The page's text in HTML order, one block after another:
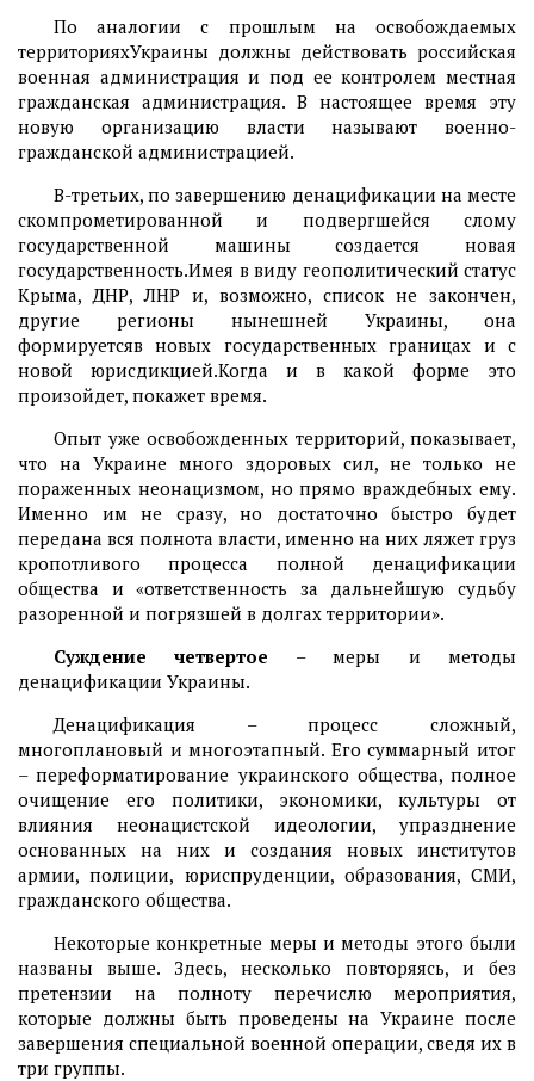
По аналогии с прошлым на освобождаемых
территорияхУкраины должны действовать российская
военная администрация и под ее контролем местная
гражданская администрация. В настоящее время эту
новую организацию власти называют военно-
гражданской администрацией.
В-третьих, по завершению денацификации на месте
скомпрометированной и подвергшейся слому
государственной машины создается новая
государственность.Имея в виду геополитический статус
Крыма, ДНР, ЛНР и, возможно, список не закончен,
другие регионы нынешней Украины, она
формируетсяв новых государственных границах и с
новой юрисдикцией.Когда и в какой форме это
произойдет, покажет время.
Опыт уже освобожденных территорий, показывает,
что на Украине много здоровых сил, не только не
пораженных неонацизмом, но прямо враждебных ему.
Именно им не сразу, но достаточно быстро будет
передана вся полнота власти, именно на них ляжет груз
кропотливого процесса полной денацификации
общества и «ответственность за дальнейшую судьбу
разоренной и погрязшей в долгах территории».
Суждение четвертое – меры и методы
денацификации Украины.
Денацификация – процесс сложный,
многоплановый и многоэтапный. Его суммарный итог
– переформатирование украинского общества, полное
очищение его политики, экономики, культуры от
влияния неонацистской идеологии, упразднение
основанных на них и создания новых институтов
армии, полиции, юриспруденции, образования, СМИ,
гражданского общества.
Некоторые конкретные меры и методы этого были
названы выше. Здесь, несколько повторяясь, и без
претензии на полноту перечислю мероприятия,
которые должны быть проведены на Украине после
завершения специальной военной операции, сведя их в
три группы.